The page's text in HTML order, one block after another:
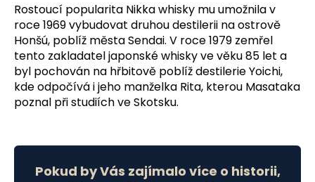
Rostoucí popularita Nikka whisky mu umožnila v
roce 1969 vybudovat druhou destilerii na ostrově
Honšú, poblíž města Sendai. V roce 1979 zemřel
tento zakladatel japonské whisky ve věku 85 let a
byl pochován na hřbitově poblíž destilerie Yoichi,
kde odpočívá i jeho manželka Rita, kterou Masataka
poznal při studiích ve Skotsku.
Pokud by Vás zajímalo více o historii,